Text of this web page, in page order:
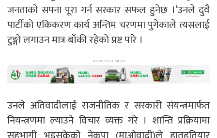
जनताको सपना पूरा गर्न सरकार सफल हुनेछ ।’उनले दुवै
पार्टीको एकिकरण कार्य अन्तिम चरणमा पुगेकाले त्यसलाई
टुङ्गो लगाउन मात्र बाँकी रहेको प्रष्ट पारे ।
उनले अतिवादीलाई राजनीतिक र सरकारी संयन्त्रमार्फत
नियन्त्रणमा ल्याउने विचार व्यक्त गरे । शान्ति प्रक्रियामा